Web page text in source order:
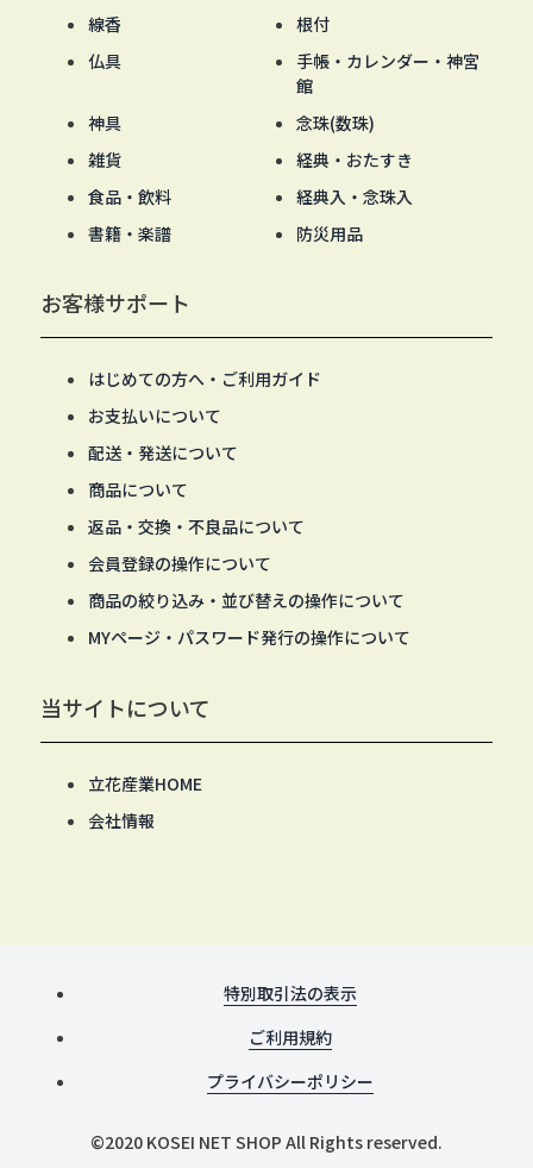
線香
根付
仏具
手帳・カレンダー・神宮
館
神具
念珠(数珠)
雑貨
経典・おたすき
食品・飲料
経典入・念珠入
書籍・楽譜
防災用品
お客様サポート
はじめての方へ・ご利用ガイド
お支払いについて
配送・発送について
商品について
返品・交換・不良品について
会員登録の操作について
商品の絞り込み・並び替えの操作について
MYページ・パスワード発行の操作について
当サイトについて
立花産業HOME
会社情報
特別取引法の表示
ご利用規約
プライバシーポリシー
©2020 KOSEI NET SHOP All Rights reserved.